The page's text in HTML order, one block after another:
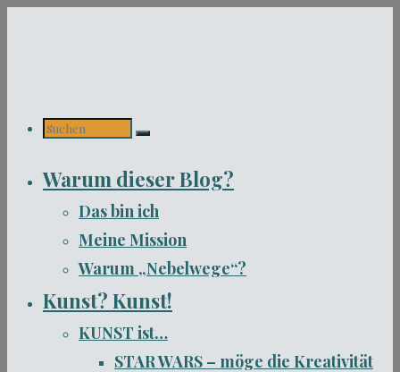
Suchen
nach:
Warum dieser Blog?
Das bin ich
Meine Mission
Warum „Nebelwege“?
Kunst? Kunst!
KUNST ist…
STAR WARS – möge die Kreativität